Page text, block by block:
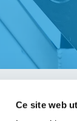
Ce site web